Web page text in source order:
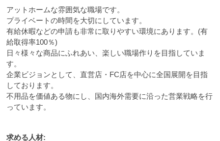
アットホームな雰囲気な職場です。
プライベートの時間を大切にしています。
有給休暇などの申請も非常に取りやすい環境にあります。(有
給取得率100％)
日々様々な商品にふれあい、楽しい職場作りを目指していま
す。
企業ビジョンとして、直営店・FC店を中心に全国展開を目指
しております。
不用品を価値ある物にし、国内海外需要に沿った営業戦略を行
っています。
求める人材: